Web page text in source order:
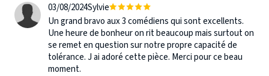
03/08/2024Sylvie
Un grand bravo aux 3 comédiens qui sont excellents.
Une heure de bonheur on rit beaucoup mais surtout on
se remet en question sur notre propre capacité de
tolérance. J ai adoré cette pièce. Merci pour ce beau
moment.